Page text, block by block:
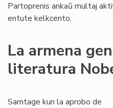
Partoprenis ankaŭ multaj
entute kelkcento.
La armena
literatura
Samtage kun la aprobo de